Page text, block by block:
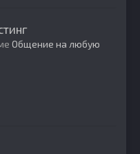
Общение на любую